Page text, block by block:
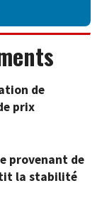
de
prix
provenant de
la stabilité